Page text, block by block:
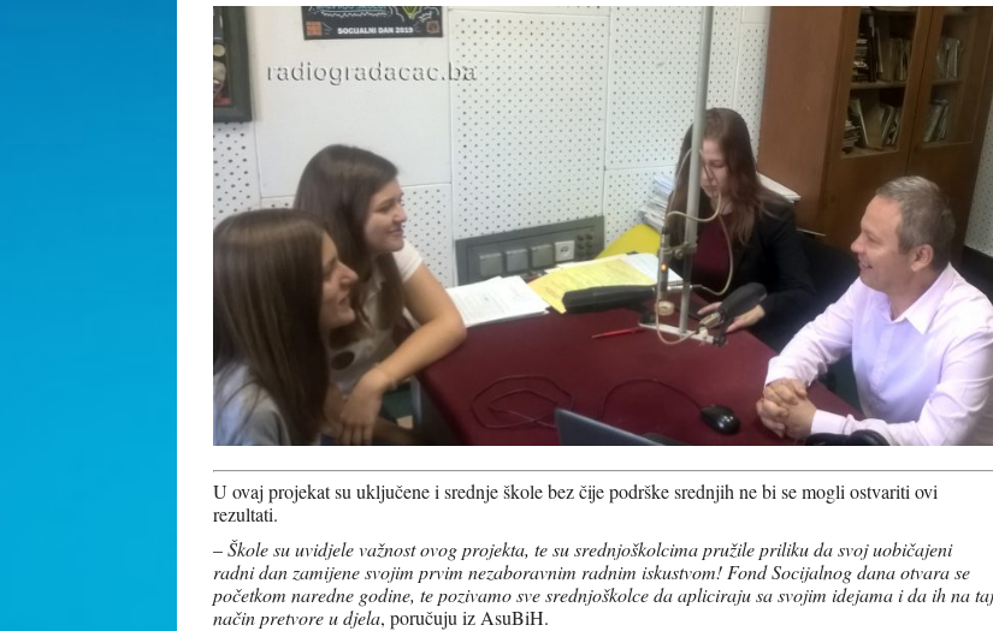
U ovaj projekat su uključene i srednje škole bez čije podrške srednjih ne bi se mogli ostvariti ovi
rezultati.
–Škole su uvidjele važnost ovog projekta, te su srednjoškolcima pružile priliku da svoj uobičajeni
radni dan zamijene svojim prvim nezaboravnim radnim iskustvom! Fond Socijalnog dana otvara se
početkom naredne godine, te pozivamo sve srednjoškolce da apliciraju sa svojim idejama i da ih na taj
način pretvore u djela, poručuju iz AsuBiH.